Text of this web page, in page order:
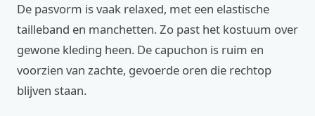
De pasvorm is vaak relaxed, met een elastische
tailleband en manchetten. Zo past het kostuum over
gewone kleding heen. De capuchon is ruim en
voorzien van zachte, gevoerde oren die rechtop
blijven staan.